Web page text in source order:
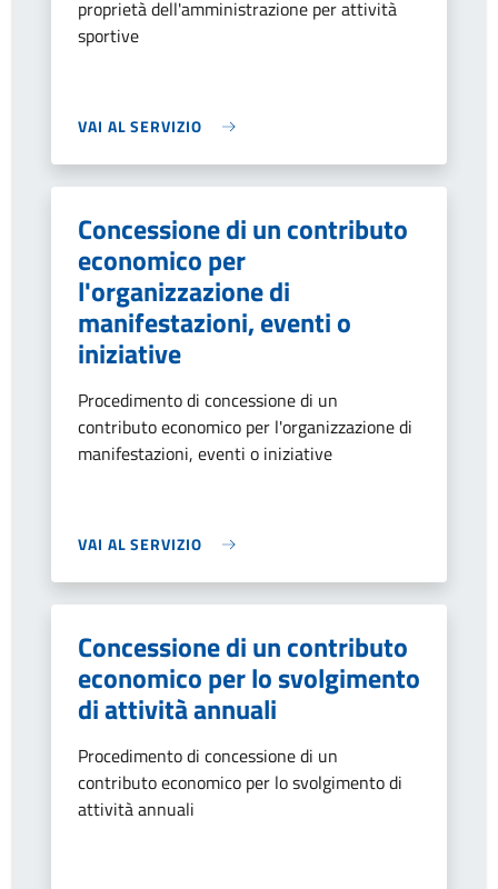
proprietà dell'amministrazione per attività
sportive
VAI AL SERVIZIO
Concessione di un contributo
economico per
l'organizzazione di
manifestazioni, eventi o
iniziative
Procedimento di concessione di un
contributo economico per l'organizzazione di
manifestazioni, eventi o iniziative
VAI AL SERVIZIO
Concessione di un contributo
economico per lo svolgimento
di attività annuali
Procedimento di concessione di un
contributo economico per lo svolgimento di
attività annuali